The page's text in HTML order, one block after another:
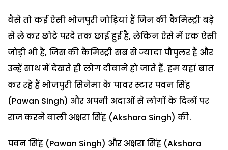
वैसे तो कई ऐसी भोजपुरी जोड़ियां हैं जिन की कैमिस्ट्री बड़े
से ले कर छोटे परदे तक छाई हुई है, लेकिन ऐसे में एक ऐसी
जोड़ी भी है, जिस की कैमिस्ट्री सब से ज्यादा पौपुलर है और
उन्हें साथ में देखते ही लोग दीवाने हो जाते हैं. हम यहां बात
कर रहे हैं भोजपुरी सिनेमा के पावर स्टार पवन सिंह
(Pawan Singh) और अपनी अदाओं से लोगों के दिलों पर
राज करने वाली अक्षरा सिंह (Akshara Singh) की.
पवन सिंह (Pawan Singh) और अक्षरा सिंह (Akshara